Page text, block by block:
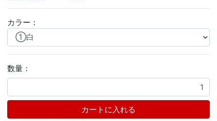
カラー：
数量：
カートに入れる